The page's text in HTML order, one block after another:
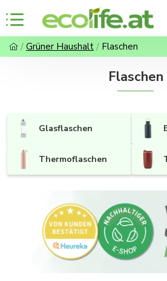
Grüner Haushalt Flaschen
Flaschen
Glasflaschen
Thermoflaschen